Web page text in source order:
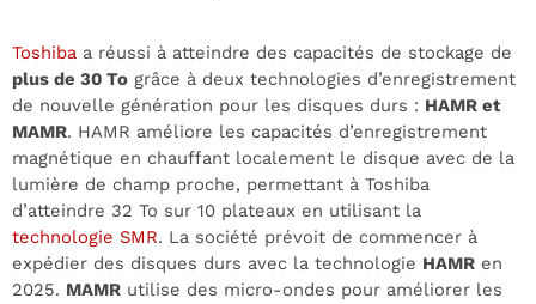
Toshiba a réussi à atteindre des capacités de stockage de
plus de 30 To grâce à deux technologies d’enregistrement
de nouvelle génération pour les disques durs : HAMR et
MAMR. HAMR améliore les capacités d’enregistrement
magnétique en chauffant localement le disque avec de la
lumière de champ proche, permettant à Toshiba
d’atteindre 32 To sur 10 plateaux en utilisant la
technologie SMR. La société prévoit de commencer à
expédier des disques durs avec la technologie HAMR en
2025. MAMR utilise des micro-ondes pour améliorer les